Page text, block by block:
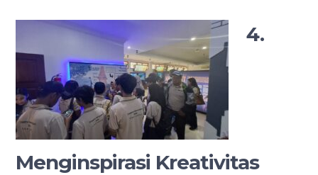
4.
Menginspirasi Kreativitas